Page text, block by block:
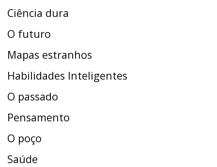
Ciência dura
O futuro
Mapas estranhos
Habilidades Inteligentes
O passado
Pensamento
O poço
Saúde